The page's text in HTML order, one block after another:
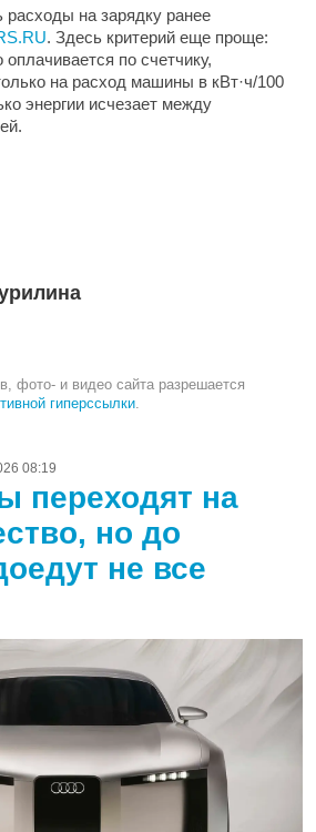
расходы на зарядку ранее
. Здесь критерий еще проще:
по счетчику,
на расход машины в кВт·ч/100
энергии исчезает между
фото- и видео сайта разрешается
гиперссылки.
08:19
переходят на
но до
не все